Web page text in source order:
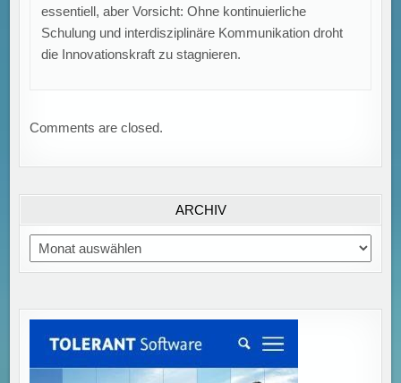
essentiell, aber Vorsicht: Ohne kontinuierliche
Schulung und interdisziplinäre Kommunikation droht
die Innovationskraft zu stagnieren.
Comments are closed.
ARCHIV
Archiv